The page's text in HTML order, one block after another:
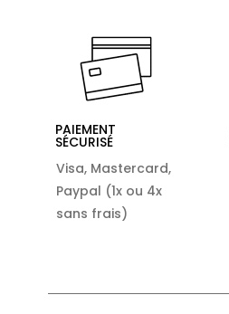
PAIEMENT
SÉCURISÉ
Visa, Mastercard,
Paypal (1x ou 4x
sans frais)